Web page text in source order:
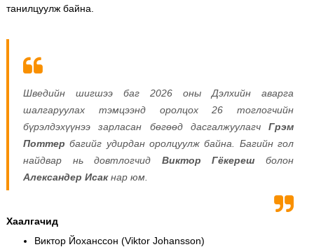
танилцуулж байна.
Шведийн шигшээ баг 2026 оны Дэлхийн аварга
шалгаруулах тэмцээнд оролцох 26 тоглогчийн
бүрэлдэхүүнээ зарласан бөгөөд дасгалжуулагчГрэм
Поттер багийг удирдан оролцуулж байна. Багийн гол
найдвар нь довтлогчид Виктор Гёкереш болон
Александер Исакнар юм.
Хаалгачид
Виктор Йоханссон (Viktor Johansson)